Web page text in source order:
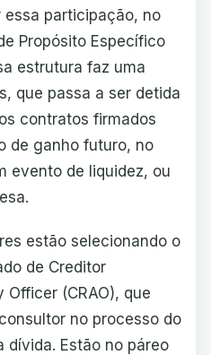
participação, no
Propósito Específico
estrutura faz uma
que passa a ser detida
contratos firmados
de ganho futuro, no
evento de liquidez, ou
estão selecionando o
de Creditor
(CRAO), que
no processo do
dívida. Estão no páreo